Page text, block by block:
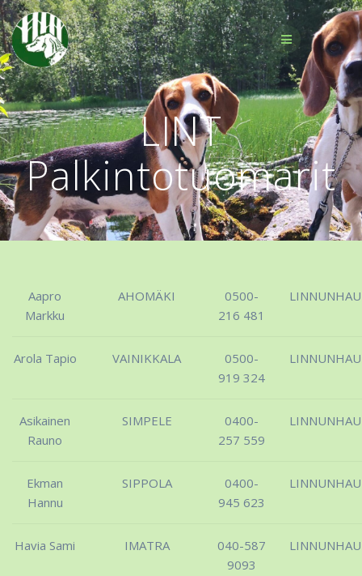
Skip
to
content
LINT
Palkintotuomarit
Aapro
Markku
AHOMÄKI
0500-
216 481
Arola Tapio VAINIKKALA
0500-
919 324
Asikainen
Rauno
SIMPELE
0400-
257 559
Ekman
Hannu
SIPPOLA
0400-
945 623
Havia Sami IMATRA
040-587
9093